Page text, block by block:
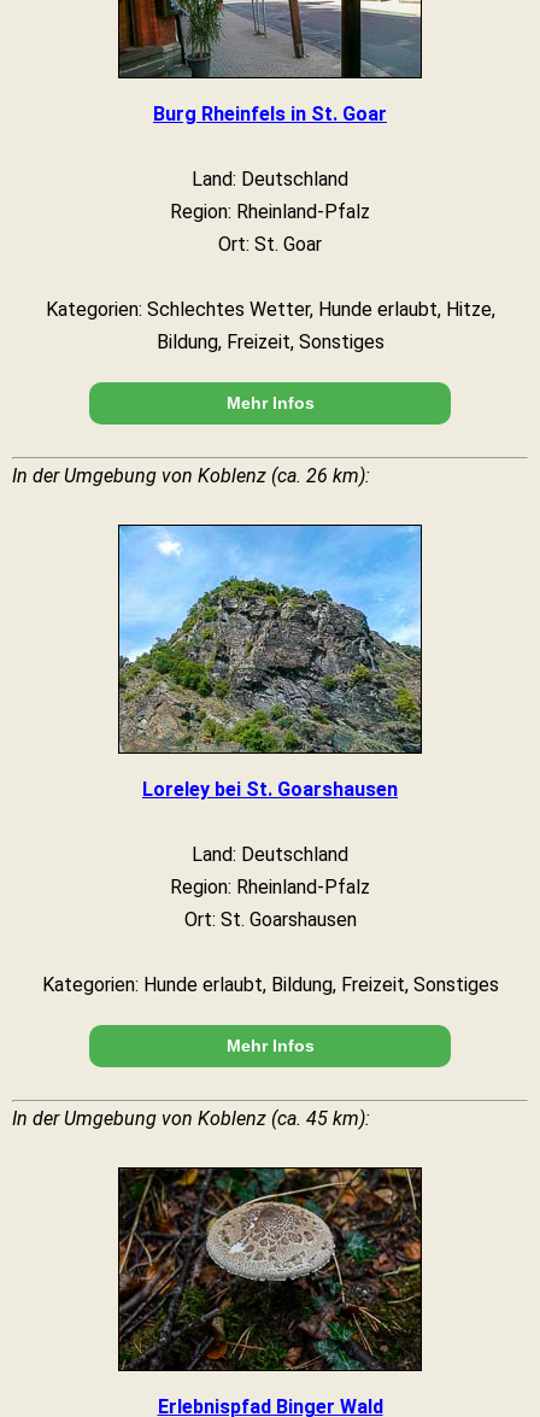
Burg Rheinfels in St. Goar
Land: Deutschland
Region: Rheinland-Pfalz
Ort: St. Goar
Kategorien: Schlechtes Wetter, Hunde erlaubt, Hitze,
Bildung, Freizeit, Sonstiges
Mehr Infos
In der Umgebung von Koblenz (ca. 26 km):
Loreley bei St. Goarshausen
Land: Deutschland
Region: Rheinland-Pfalz
Ort: St. Goarshausen
Kategorien: Hunde erlaubt, Bildung, Freizeit, Sonstiges
Mehr Infos
In der Umgebung von Koblenz (ca. 45 km):
Erlebnispfad Binger Wald